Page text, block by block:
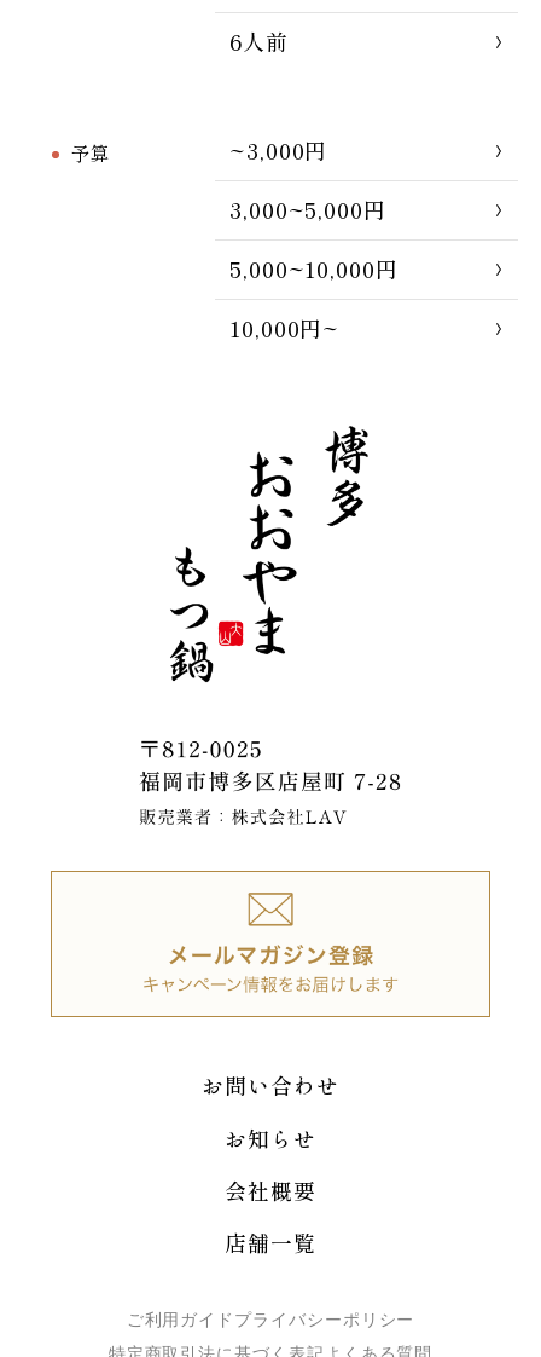
6人前
予算
~3,000円
3,000~5,000円
5,000~10,000円
10,000円~
お問い合わせ
お知らせ
会社概要
店舗一覧
ご利用ガイド プライバシーポリシー